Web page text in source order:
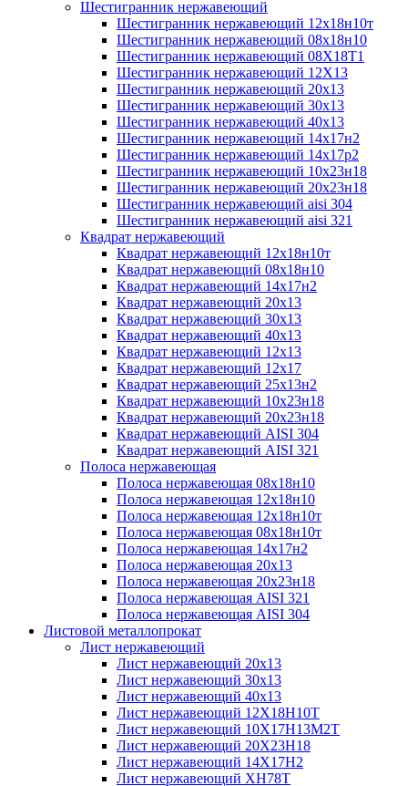
Шестигранник нержавеющий
Шестигранник нержавеющий 12х18н10т
Шестигранник нержавеющий 08х18н10
Шестигранник нержавеющий 08Х18Т1
Шестигранник нержавеющий 12Х13
Шестигранник нержавеющий 20х13
Шестигранник нержавеющий 30х13
Шестигранник нержавеющий 40х13
Шестигранник нержавеющий 14х17н2
Шестигранник нержавеющий 14х17р2
Шестигранник нержавеющий 10х23н18
Шестигранник нержавеющий 20х23н18
Шестигранник нержавеющий aisi 304
Шестигранник нержавеющий aisi 321
Квадрат нержавеющий
Квадрат нержавеющий 12х18н10т
Квадрат нержавеющий 08х18н10
Квадрат нержавеющий 14х17н2
Квадрат нержавеющий 20х13
Квадрат нержавеющий 30х13
Квадрат нержавеющий 40х13
Квадрат нержавеющий 12х13
Квадрат нержавеющий 12х17
Квадрат нержавеющий 25х13н2
Квадрат нержавеющий 10х23н18
Квадрат нержавеющий 20х23н18
Квадрат нержавеющий AISI 304
Квадрат нержавеющий AISI 321
Полоса нержавеющая
Полоса нержавеющая 08х18н10
Полоса нержавеющая 12х18н10
Полоса нержавеющая 12х18н10т
Полоса нержавеющая 08х18н10т
Полоса нержавеющая 14х17н2
Полоса нержавеющая 20х13
Полоса нержавеющая 20х23н18
Полоса нержавеющая AISI 321
Полоса нержавеющая AISI 304
Листовой металлопрокат
Лист нержавеющий
Лист нержавеющий 20х13
Лист нержавеющий 30х13
Лист нержавеющий 40х13
Лист нержавеющий 12Х18Н10Т
Лист нержавеющий 10Х17Н13М2T
Лист нержавеющий 20Х23Н18
Лист нержавеющий 14Х17Н2
Лист нержавеющий ХН78Т